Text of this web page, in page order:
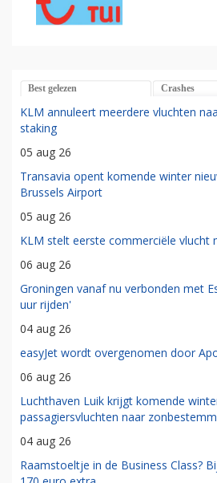
Best gelezen Crashes
KLM annuleert meerdere vluchten
staking
05 aug 26
Transavia opent komende winter
Brussels Airport
05 aug 26
KLM stelt eerste commerciële vlucht
06 aug 26
Groningen vanaf nu verbonden met
uur rijden'
04 aug 26
easyJet wordt overgenomen door
06 aug 26
Luchthaven Luik krijgt komende
passagiersvluchten naar
04 aug 26
Raamstoeltje in de Business Class?